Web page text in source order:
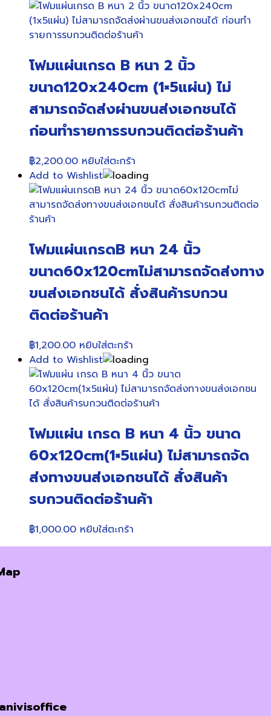
โฟมแผ่นเกรด B หนา 2 นิ้ว
ขนาด120x240cm (1×5แผ่น) ไม่
สามารถจัดส่งผ่านขนส่งเอกชนได้
ก่อนทำรายการรบกวนติดต่อร้านค้า
฿2,200.00 หยิบใส่ตะกร้า
Add to Wishlist
โฟมแผ่นเกรดB หนา 24 นิ้ว
ขนาด60x120cmไม่สามารถจัดส่งทาง
ขนส่งเอกชนได้ สั่งสินค้ารบกวน
ติดต่อร้านค้า
฿1,200.00 หยิบใส่ตะกร้า
Add to Wishlist
โฟมแผ่น เกรด B หนา 4 นิ้ว ขนาด
60x120cm(1×5แผ่น) ไม่สามารถจัด
ส่งทางขนส่งเอกชนได้ สั่งสินค้า
รบกวนติดต่อร้านค้า
฿1,000.00 หยิบใส่ตะกร้า